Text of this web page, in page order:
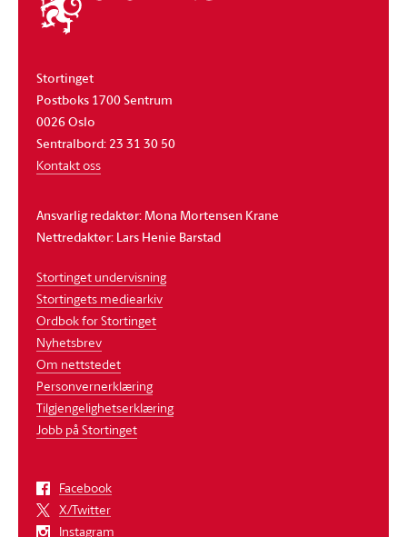
stortinget
Stortinget
Postboks 1700 Sentrum
0026 Oslo
Sentralbord: 23 31 30 50
Kontakt oss
Ansvarlig redaktør: Mona Mortensen Krane
Nettredaktør: Lars Henie Barstad
Stortinget undervisning
Stortingets mediearkiv
Ordbok for Stortinget
Nyhetsbrev
Om nettstedet
Personvernerklæring
Tilgjengelighetserklæring
Jobb på Stortinget
Facebook
X/Twitter
Instagram